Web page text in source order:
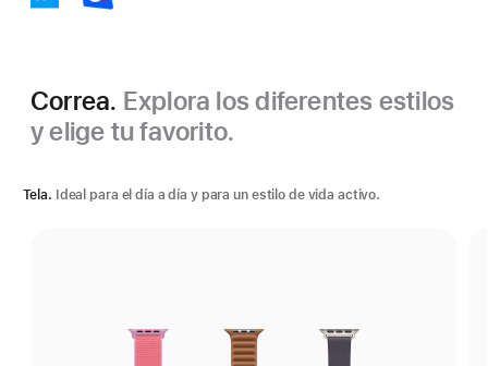
Correa. Explora los diferentes estilos
y elige tu favorito.
Tela. Ideal para el día a día y para un estilo de vida activo.